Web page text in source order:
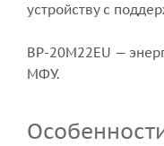
устройству с
BP-20M22EU —
МФУ.